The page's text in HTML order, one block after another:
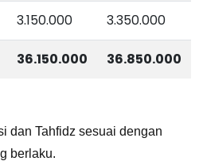
3.150.000 3.350.000
36.150.000 36.850.000
dan Tahfidz sesuai dengan
berlaku.